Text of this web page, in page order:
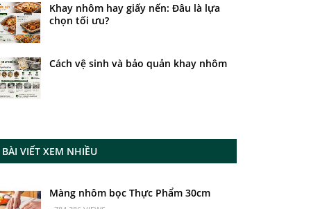
Khay nhôm hay giấy nến: Đâu là lựa
chọn tối ưu?
Cách vệ sinh và bảo quản khay nhôm
BÀI VIẾT XEM NHIỀU
Màng nhôm bọc Thực Phẩm 30cm